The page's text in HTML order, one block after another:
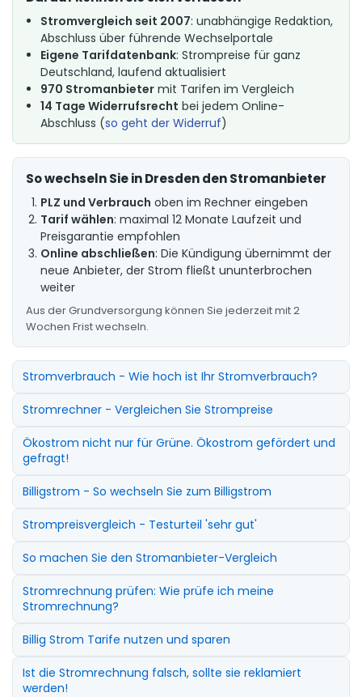
Stromvergleich seit 2007: unabhängige Redaktion,
Abschluss über führende Wechselportale
Eigene Tarifdatenbank: Strompreise für ganz
Deutschland, laufend aktualisiert
970 Stromanbieter mit Tarifen im Vergleich
14 Tage Widerrufsrecht bei jedem Online-
Abschluss (so geht der Widerruf)
So wechseln Sie in Dresden den Stromanbieter
PLZ und Verbrauch oben im Rechner eingeben
Tarif wählen: maximal 12 Monate Laufzeit und
Preisgarantie empfohlen
Online abschließen: Die Kündigung übernimmt der
neue Anbieter, der Strom fließt ununterbrochen
weiter
Aus der Grundversorgung können Sie jederzeit mit 2
Wochen Frist wechseln.
Stromverbrauch - Wie hoch ist Ihr Stromverbrauch?
Stromrechner - Vergleichen Sie Strompreise
Ökostrom nicht nur für Grüne. Ökostrom gefördert und
gefragt!
Billigstrom - So wechseln Sie zum Billigstrom
Strompreisvergleich - Testurteil 'sehr gut'
So machen Sie den Stromanbieter-Vergleich
Stromrechnung prüfen: Wie prüfe ich meine
Stromrechnung?
Billig Strom Tarife nutzen und sparen
Ist die Stromrechnung falsch, sollte sie reklamiert
werden!